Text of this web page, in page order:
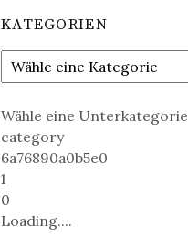
KATEGORIEN
Wähle eine Unterkategorie
category
6a76890a0b5e0
1
0
Loading....